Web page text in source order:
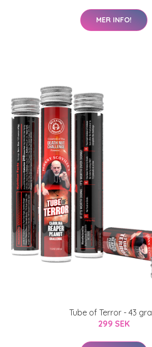
MER INFO!
Tube of Terror - 43
299 SEK